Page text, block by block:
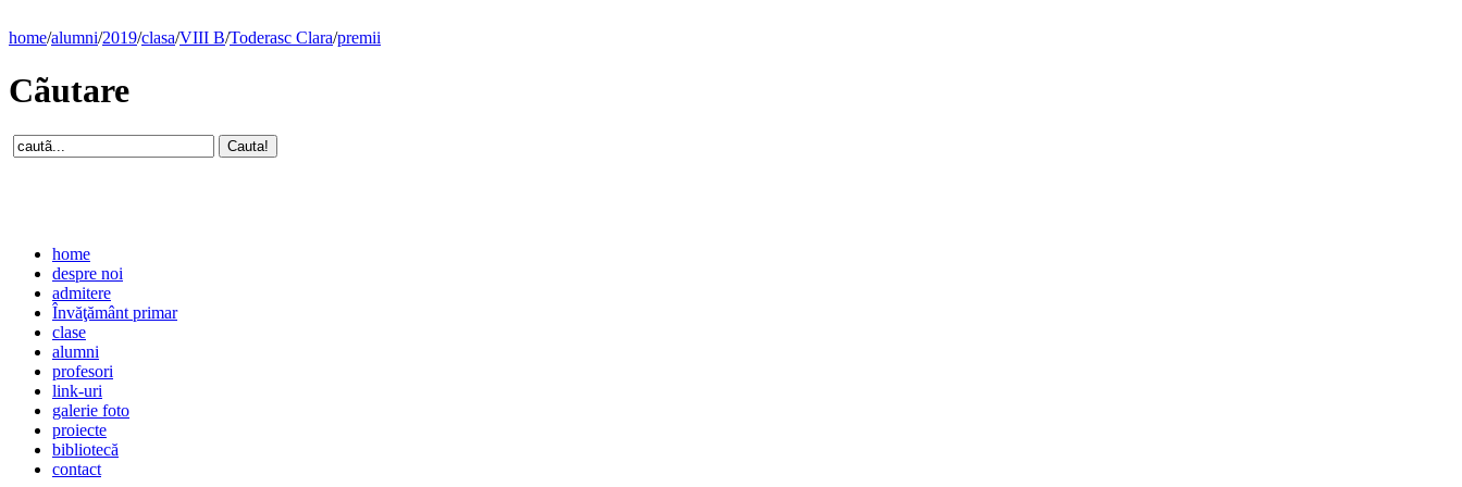
home/alumni/2019/clasa/VIII B/Toderasc Clara/premii
Cãutare
home
despre noi
admitere
Învăţământ primar
clase
alumni
profesori
link-uri
galerie foto
proiecte
bibliotecă
contact